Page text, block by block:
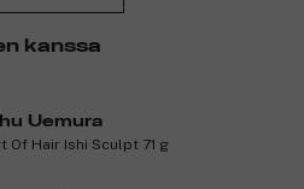
kanssa
Uemura
Of Hair Ishi Sculpt 71 g